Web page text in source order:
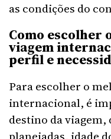
as condições do
Como escolher
viagem
perfil e
Para escolher o
internacional, é
destino da